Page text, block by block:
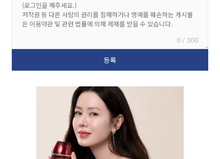
0 / 300